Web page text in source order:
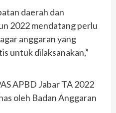
daerah dan
2022 mendatang perlu
anggaran yang
untuk dilaksanakan,”
APBD Jabar TA 2022
oleh Badan Anggaran